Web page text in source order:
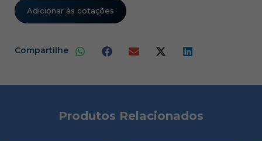
Adicionar às cotações
Compartilhe
Produtos Relacionados